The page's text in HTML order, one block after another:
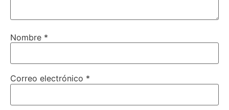
Nombre *
Correo electrónico *